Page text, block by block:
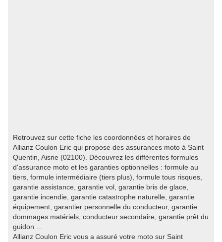
Retrouvez sur cette fiche les coordonnées et horaires de
Allianz Coulon Eric qui propose des assurances moto à Saint
Quentin, Aisne (02100). Découvrez les différentes formules
d'assurance moto et les garanties optionnelles : formule au
tiers, formule intermédiaire (tiers plus), formule tous risques,
garantie assistance, garantie vol, garantie bris de glace,
garantie incendie, garantie catastrophe naturelle, garantie
équipement, garantier personnelle du conducteur, garantie
dommages matériels, conducteur secondaire, garantie prêt du
guidon ...
Allianz Coulon Eric vous a assuré votre moto sur Saint